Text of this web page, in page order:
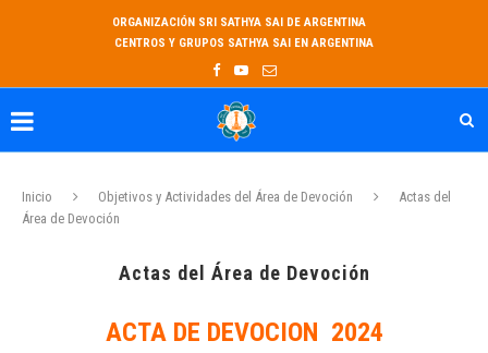
ORGANIZACIÓN SRI SATHYA SAI DE ARGENTINA
CENTROS Y GRUPOS SATHYA SAI EN ARGENTINA
Inicio Objetivos y Actividades del Área de Devoción
Actas del
Área de Devoción
Actas del Área de Devoción
ACTA DE DEVOCION 2024